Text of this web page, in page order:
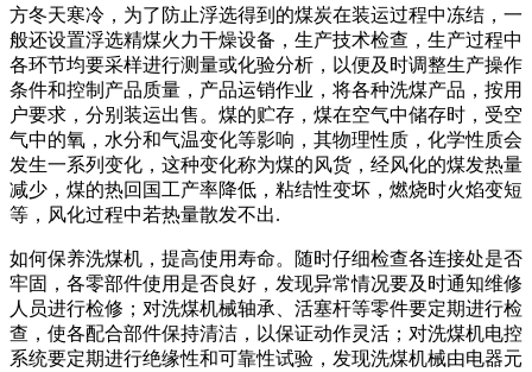
方冬天寒冷，为了防止浮选得到的煤炭在装运过程中冻结，一
般还设置浮选精煤火力干燥设备，生产技术检查，生产过程中
各环节均要采样进行测量或化验分析，以便及时调整生产操作
条件和控制产品质量，产品运销作业，将各种洗煤产品，按用
户要求，分别装运出售。煤的贮存，煤在空气中储存时，受空
气中的氧，水分和气温变化等影响，其物理性质，化学性质会
发生一系列变化，这种变化称为煤的风货，经风化的煤发热量
减少，煤的热回国工产率降低，粘结性变坏，燃烧时火焰变短
等，风化过程中若热量散发不出.
如何保养洗煤机，提高使用寿命。随时仔细检查各连接处是否
牢固，各零部件使用是否良好，发现异常情况要及时通知维修
人员进行检修；对洗煤机械轴承、活塞杆等零件要定期进行检
查，使各配合部件保持清洁，以保证动作灵活；对洗煤机电控
系统要定期进行绝缘性和可靠性试验，发现洗煤机械由电器元